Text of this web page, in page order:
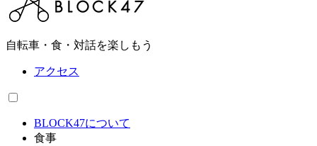
自転車・食・対話を楽しもう
アクセス
BLOCK47について
食事